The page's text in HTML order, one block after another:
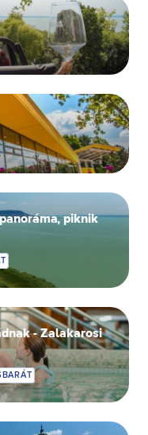
piknik
- Zalakarosi